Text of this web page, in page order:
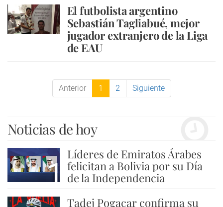
El futbolista argentino
Sebastián Tagliabué, mejor
jugador extranjero de la Liga
de EAU
Anterior 1 2 Siguiente
Noticias de hoy
1
Líderes de Emiratos Árabes
felicitan a Bolivia por su Día
de la Independencia
Tadej Pogacar confirma su